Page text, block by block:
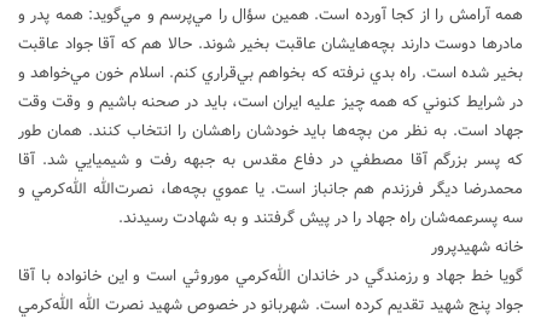
همه آرامش را از كجا آورده است. همين سؤال را مي‌پرسم و مي‌گويد: همه پدر و
مادرها دوست دارند بچه‌هايشان عاقبت بخير شوند. حالا هم كه آقا جواد عاقبت
بخير شده است. راه بدي نرفته كه بخواهم بي‌قراري كنم. اسلام خون مي‌خواهد و
در شرايط كنوني كه همه چيز عليه ايران است، بايد در صحنه باشيم و وقت وقت
جهاد است. به نظر من بچه‌ها بايد خودشان راهشان را انتخاب كنند. همان طور
كه پسر بزرگم آقا مصطفي در دفاع مقدس به جبهه رفت و شيميايي شد. آقا
محمدرضا ديگر فرزندم هم جانباز است. يا عموي بچه‌ها، نصرت‌الله الله‌كرمي و
سه پسرعمه‌شان راه جهاد را در پيش گرفتند و به شهادت رسيدند.
خانه شهيدپرور
گويا خط جهاد و رزمندگي در خاندان الله‌كرمي موروثي است و اين خانواده با آقا
جواد پنج شهيد تقديم كرده است. شهربانو در خصوص شهيد نصرت الله الله‌كرمي